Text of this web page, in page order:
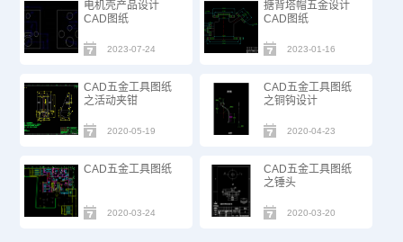
电机壳产品设计
CAD图纸
2023-07-24
搪背塔帽五金设计
CAD图纸
2023-01-16
CAD五金工具图纸
之活动夹钳
2020-05-19
CAD五金工具图纸
之铜钩设计
2020-04-23
CAD五金工具图纸
2020-03-24
CAD五金工具图纸
之锤头
2020-03-20